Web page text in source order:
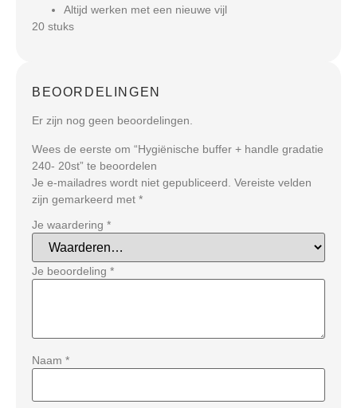
Altijd werken met een nieuwe vijl
20 stuks
BEOORDELINGEN
Er zijn nog geen beoordelingen.
Wees de eerste om “Hygiënische buffer + handle gradatie
240- 20st” te beoordelen
Je e-mailadres wordt niet gepubliceerd. Vereiste velden
zijn gemarkeerd met *
Je waardering *
Je beoordeling *
Naam *